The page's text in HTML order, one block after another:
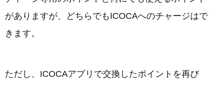
がありますが、どちらでもICOCAへのチャージはで
きます。
ただし、ICOCAアプリで交換したポイントを再び